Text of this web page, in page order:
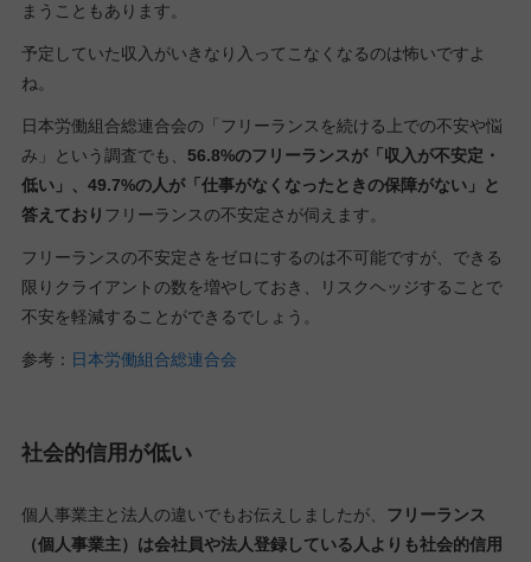
まうこともあります。
予定していた収入がいきなり入ってこなくなるのは怖いですよ
ね。
日本労働組合総連合会の「フリーランスを続ける上での不安や悩
み」という調査でも、 56.8%のフリーランスが「収入が不安定・
低い」、49.7%の人が「仕事がなくなったときの保障がない」と
答えており フリーランスの不安定さが伺えます。
フリーランスの不安定さをゼロにするのは不可能ですが、できる
限りクライアントの数を増やしておき、リスクヘッジすることで
不安を軽減することができるでしょう。
参考： 日本労働組合総連合会
社会的信用が低い
個人事業主と法人の違いでもお伝えしましたが、 フリーランス
（個人事業主）は会社員や法人登録している人よりも社会的信用